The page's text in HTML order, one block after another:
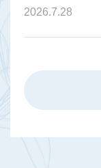
2026.7.28